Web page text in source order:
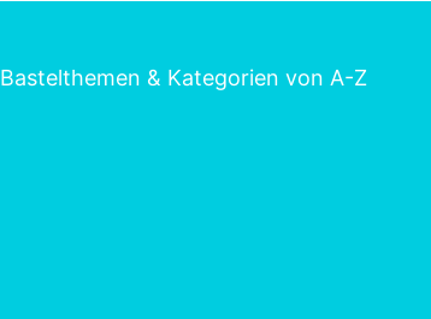
Bastelthemen & Kategorien von A-Z